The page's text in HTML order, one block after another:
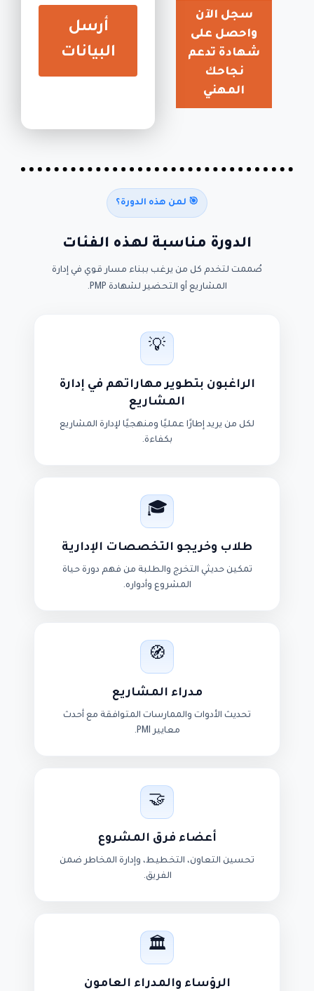
سجل الآن
واحصل على
شهادة تدعم
نجاحك
المهني
أرسل
البيانات
🎯 لمن هذه الدورة؟
الدورة مناسبة لهذه الفئات
صُممت لتخدم كل من يرغب ببناء مسار قوي في إدارة
المشاريع أو التحضير لشهادة PMP.
💡
الراغبون بتطوير مهاراتهم في إدارة
المشاريع
لكل من يريد إطارًا عمليًا ومنهجيًا لإدارة المشاريع
بكفاءة.
🎓
طلاب وخريجو التخصصات الإدارية
تمكين حديثي التخرج والطلبة من فهم دورة حياة
المشروع وأدواره.
🧭
مدراء المشاريع
تحديث الأدوات والممارسات المتوافقة مع أحدث
معايير PMI.
🤝
أعضاء فرق المشروع
تحسين التعاون، التخطيط، وإدارة المخاطر ضمن
الفريق.
🏛️
الرؤساء والمدراء العامون